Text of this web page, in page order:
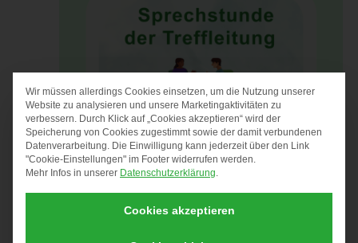
DATENSCHUTZ-
Wir müssen allerdings Cookies einsetzen, um die Nutzung unserer
Website zu analysieren und unsere Marketingaktivitäten zu
verbessern. Durch Klick auf „Cookies akzeptieren“ wird der
Speicherung von Cookies zugestimmt sowie der damit verbundenen
Datenverarbeitung. Die Einwilligung kann jederzeit über den Link
"Cookie-Einstellungen" im Footer widerrufen werden.
Mehr Infos in unserer Datenschutzerklärung
Cookies akzeptieren